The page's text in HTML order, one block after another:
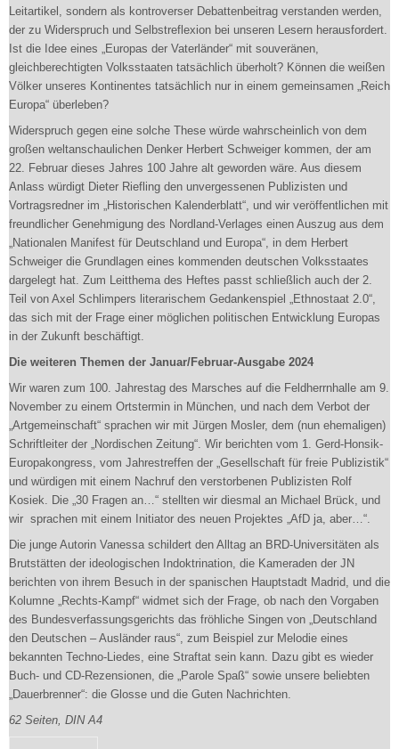
Leitartikel, sondern als kontroverser Debattenbeitrag verstanden werden,
der zu Widerspruch und Selbstreflexion bei unseren Lesern herausfordert.
Ist die Idee eines „Europas der Vaterländer“ mit souveränen,
gleichberechtigten Volksstaaten tatsächlich überholt? Können die weißen
Völker unseres Kontinentes tatsächlich nur in einem gemeinsamen „Reich
Europa“ überleben?
Widerspruch gegen eine solche These würde wahrscheinlich von dem
großen weltanschaulichen Denker Herbert Schweiger kommen, der am
22. Februar dieses Jahres 100 Jahre alt geworden wäre. Aus diesem
Anlass würdigt Dieter Riefling den unvergessenen Publizisten und
Vortragsredner im „Historischen Kalenderblatt“, und wir veröffentlichen mit
freundlicher Genehmigung des Nordland-Verlages einen Auszug aus dem
„Nationalen Manifest für Deutschland und Europa“, in dem Herbert
Schweiger die Grundlagen eines kommenden deutschen Volksstaates
dargelegt hat. Zum Leitthema des Heftes passt schließlich auch der 2.
Teil von Axel Schlimpers literarischem Gedankenspiel „Ethnostaat 2.0“,
das sich mit der Frage einer möglichen politischen Entwicklung Europas
in der Zukunft beschäftigt.
Die weiteren Themen der Januar/Februar-Ausgabe 2024
Wir waren zum 100. Jahrestag des Marsches auf die Feldherrnhalle am 9.
November zu einem Ortstermin in München, und nach dem Verbot der
„Artgemeinschaft“ sprachen wir mit Jürgen Mosler, dem (nun ehemaligen)
Schriftleiter der „Nordischen Zeitung“. Wir berichten vom 1. Gerd-Honsik-
Europakongress, vom Jahrestreffen der „Gesellschaft für freie Publizistik“
und würdigen mit einem Nachruf den verstorbenen Publizisten Rolf
Kosiek. Die „30 Fragen an…“ stellten wir diesmal an Michael Brück, und
wir sprachen mit einem Initiator des neuen Projektes „AfD ja, aber…“.
Die junge Autorin Vanessa schildert den Alltag an BRD-Universitäten als
Brutstätten der ideologischen Indoktrination, die Kameraden der JN
berichten von ihrem Besuch in der spanischen Hauptstadt Madrid, und die
Kolumne „Rechts-Kampf“ widmet sich der Frage, ob nach den Vorgaben
des Bundesverfassungsgerichts das fröhliche Singen von „Deutschland
den Deutschen – Ausländer raus“, zum Beispiel zur Melodie eines
bekannten Techno-Liedes, eine Straftat sein kann. Dazu gibt es wieder
Buch- und CD-Rezensionen, die „Parole Spaß“ sowie unsere beliebten
„Dauerbrenner“: die Glosse und die Guten Nachrichten.
62 Seiten, DIN A4